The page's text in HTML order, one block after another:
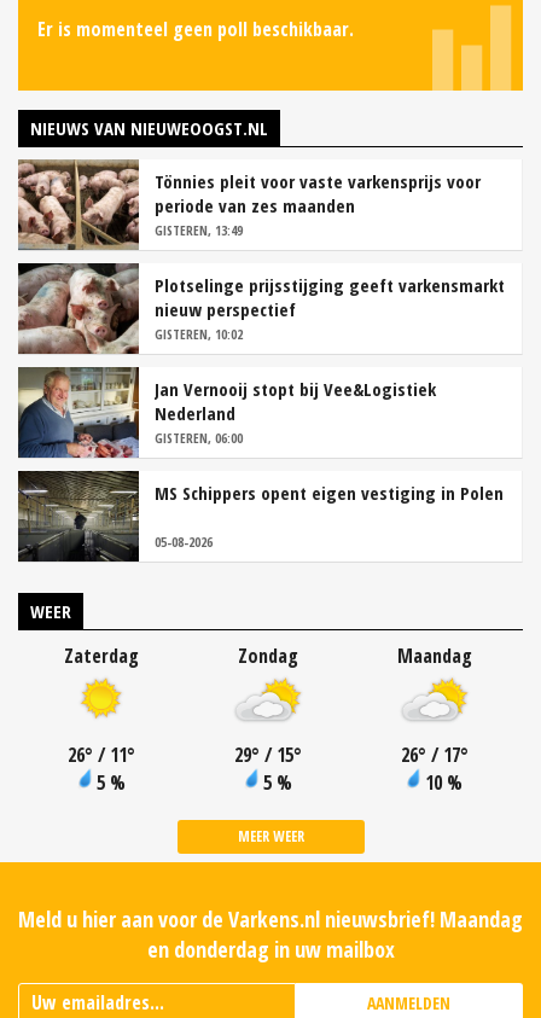
Er is momenteel geen poll beschikbaar.
NIEUWS VAN NIEUWEOOGST.NL
Tönnies pleit voor vaste varkensprijs voor
periode van zes maanden
GISTEREN, 13:49
Plotselinge prijsstijging geeft varkensmarkt
nieuw perspectief
GISTEREN, 10:02
Jan Vernooij stopt bij Vee&Logistiek
Nederland
GISTEREN, 06:00
MS Schippers opent eigen vestiging in Polen
05-08-2026
WEER
Zaterdag
26° / 11°
5 %
Zondag
29° / 15°
5 %
Maandag
26° / 17°
10 %
MEER WEER
Meld u hier aan voor de Varkens.nl nieuwsbrief! Maandag
en donderdag in uw mailbox
AANMELDEN